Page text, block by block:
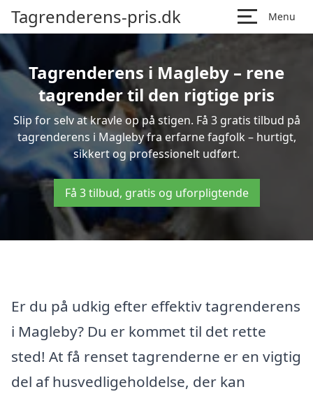
Tagrenderens-pris.dk Menu
Tagrenderens i Magleby – rene
tagrender til den rigtige pris
Slip for selv at kravle op på stigen. Få 3 gratis tilbud på
tagrenderens i Magleby fra erfarne fagfolk – hurtigt,
sikkert og professionelt udført.
Få 3 tilbud, gratis og uforpligtende
Er du på udkig efter effektiv tagrenderens
i Magleby? Du er kommet til det rette
sted! At få renset tagrenderne er en vigtig
del af husvedligeholdelse, der kan